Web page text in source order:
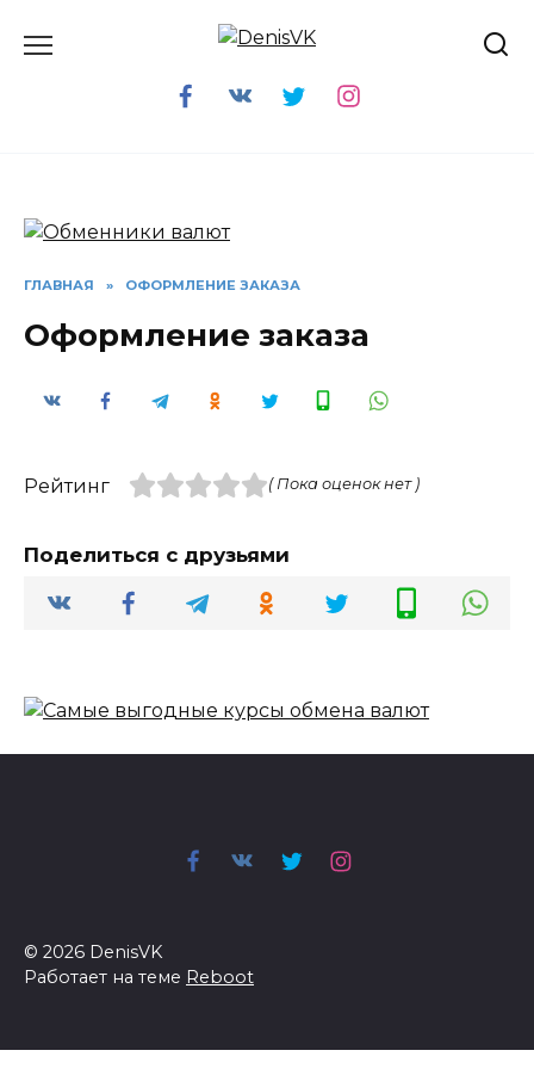
ГЛАВНАЯ » ОФОРМЛЕНИЕ ЗАКАЗА
Оформление заказа
Рейтинг ( Пока оценок нет )
Поделиться с друзьями
© 2026 DenisVK
Работает на теме Reboot